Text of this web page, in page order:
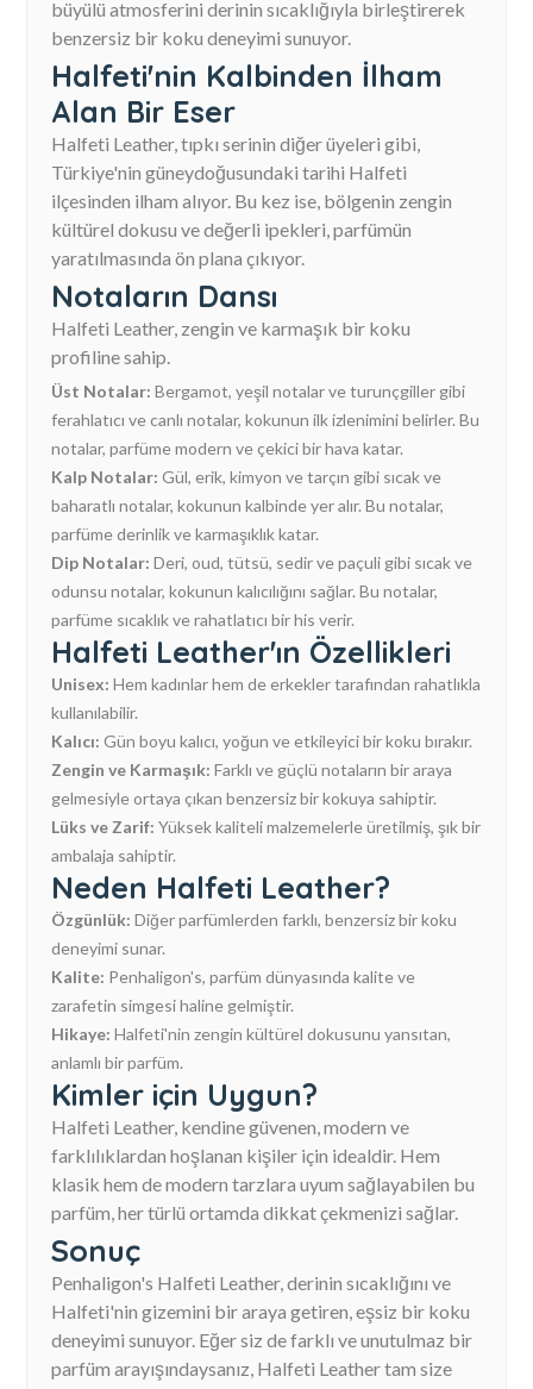
büyülü atmosferini derinin sıcaklığıyla birleştirerek
benzersiz bir koku deneyimi sunuyor.
Halfeti'nin Kalbinden İlham
Alan Bir Eser
Halfeti Leather, tıpkı serinin diğer üyeleri gibi,
Türkiye'nin güneydoğusundaki tarihi Halfeti
ilçesinden ilham alıyor. Bu kez ise, bölgenin zengin
kültürel dokusu ve değerli ipekleri, parfümün
yaratılmasında ön plana çıkıyor.
Notaların Dansı
Halfeti Leather, zengin ve karmaşık bir koku
profiline sahip.
Üst Notalar: Bergamot, yeşil notalar ve turunçgiller gibi
ferahlatıcı ve canlı notalar, kokunun ilk izlenimini belirler. Bu
notalar, parfüme modern ve çekici bir hava katar.
Kalp Notalar: Gül, erik, kimyon ve tarçın gibi sıcak ve
baharatlı notalar, kokunun kalbinde yer alır. Bu notalar,
parfüme derinlik ve karmaşıklık katar.
Dip Notalar: Deri, oud, tütsü, sedir ve paçuli gibi sıcak ve
odunsu notalar, kokunun kalıcılığını sağlar. Bu notalar,
parfüme sıcaklık ve rahatlatıcı bir his verir.
Halfeti Leather'ın Özellikleri
Unisex: Hem kadınlar hem de erkekler tarafından rahatlıkla
kullanılabilir.
Kalıcı: Gün boyu kalıcı, yoğun ve etkileyici bir koku bırakır.
Zengin ve Karmaşık: Farklı ve güçlü notaların bir araya
gelmesiyle ortaya çıkan benzersiz bir kokuya sahiptir.
Lüks ve Zarif: Yüksek kaliteli malzemelerle üretilmiş, şık bir
ambalaja sahiptir.
Neden Halfeti Leather?
Özgünlük: Diğer parfümlerden farklı, benzersiz bir koku
deneyimi sunar.
Kalite: Penhaligon's, parfüm dünyasında kalite ve
zarafetin simgesi haline gelmiştir.
Hikaye: Halfeti'nin zengin kültürel dokusunu yansıtan,
anlamlı bir parfüm.
Kimler için Uygun?
Halfeti Leather, kendine güvenen, modern ve
farklılıklardan hoşlanan kişiler için idealdir. Hem
klasik hem de modern tarzlara uyum sağlayabilen bu
parfüm, her türlü ortamda dikkat çekmenizi sağlar.
Sonuç
Penhaligon's Halfeti Leather, derinin sıcaklığını ve
Halfeti'nin gizemini bir araya getiren, eşsiz bir koku
deneyimi sunuyor. Eğer siz de farklı ve unutulmaz bir
parfüm arayışındaysanız, Halfeti Leather tam size